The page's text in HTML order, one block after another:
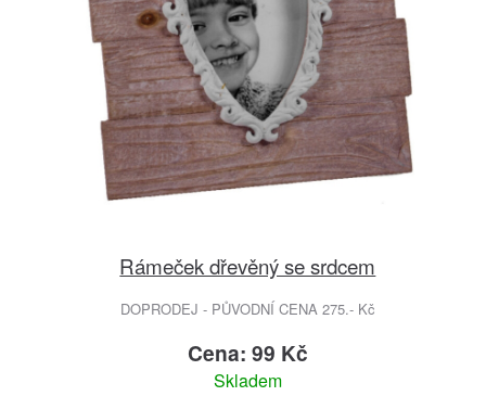
Rámeček dřevěný se srdcem
DOPRODEJ - PŮVODNÍ CENA 275.- Kč
Cena: 99 Kč
Skladem